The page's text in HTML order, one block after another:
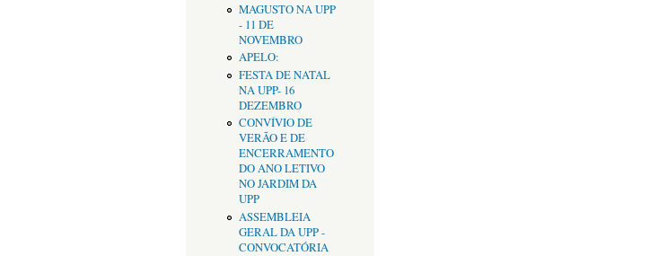
MAGUSTO NA UPP
- 11 DE
NOVEMBRO
APELO:
FESTA DE NATAL
NA UPP- 16
DEZEMBRO
CONVÍVIO DE
VERÃO E DE
ENCERRAMENTO
DO ANO LETIVO
NO JARDIM DA
UPP
ASSEMBLEIA
GERAL DA UPP -
CONVOCATÓRIA